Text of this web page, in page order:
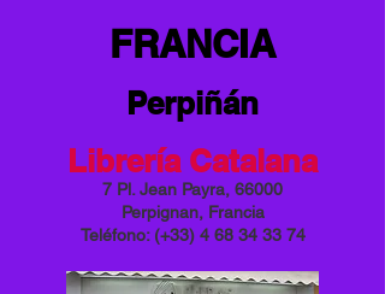
FRANCIA
Perpiñán
Librería Catalana
7 Pl. Jean Payra, 66000
Perpignan, Francia
Teléfono: (+33) 4 68 34 33 74